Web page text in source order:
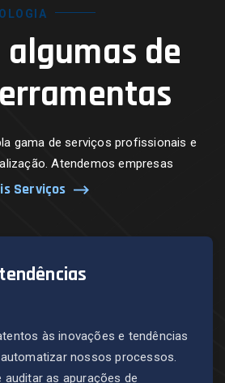
algumas de
gama de serviços profissionais e
Atendemos empresas
Serviços
às inovações e tendências
nossos processos.
as apurações de